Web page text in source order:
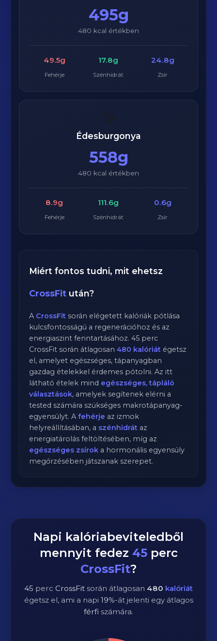
495g
480 kcal értékben
49.5g
Fehérje
17.8g
Szénhidrát
24.8g
Zsír
Édesburgonya
558g
480 kcal értékben
8.9g
Fehérje
111.6g
Szénhidrát
0.6g
Zsír
Miért fontos tudni, mit ehetsz
CrossFit után?
A CrossFit során elégetett kalóriák pótlása
kulcsfontosságú a regenerációhoz és az
energiaszint fenntartásához.45 perc
CrossFit során átlagosan480 kalóriát égetsz
el, amelyet egészséges, tápanyagban
gazdag ételekkel érdemes pótolni. Az itt
látható ételek mind egészséges, tápláló
választások, amelyek segítenek elérni a
tested számára szükséges makrotápanyag-
egyensúlyt. Afehérje az izmok
helyreállításában, a szénhidrát az
energiatárolás feltöltésében, míg az
egészséges zsírok a hormonális egyensúly
megőrzésében játszanak szerepet.
Napi kalóriabeviteledből
mennyit fedez 45perc
CrossFit?
45 perc CrossFit során átlagosan 480 kalóriát
égetsz el, ami a napi 19%-át jelenti egy átlagos
férfi számára.